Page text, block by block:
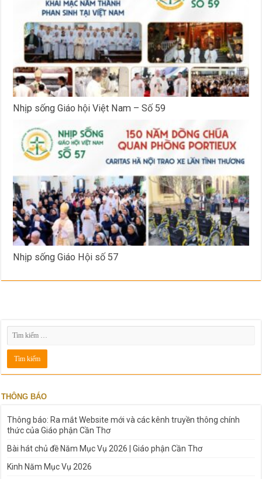
Nhịp sống Giáo hội Việt Nam – Số 59
Nhịp sống Giáo Hội số 57
THÔNG BÁO
Thông báo: Ra mắt Website mới và các kênh truyền thông chính
thức của Giáo phận Cần Thơ
Bài hát chủ đề Năm Mục Vụ 2026 | Giáo phận Cần Thơ
Kinh Năm Mục Vụ 2026